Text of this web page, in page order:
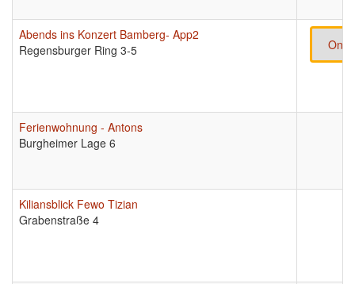
Abends ins Konzert Bamberg- App2
Regensburger Ring 3-5
Ferienwohnung - Antons
Burgheimer Lage 6
Kiliansblick Fewo Tizian
Grabenstraße 4